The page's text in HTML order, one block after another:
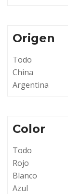
Origen
Todo
China
Argentina
Color
Todo
Rojo
Blanco
Azul